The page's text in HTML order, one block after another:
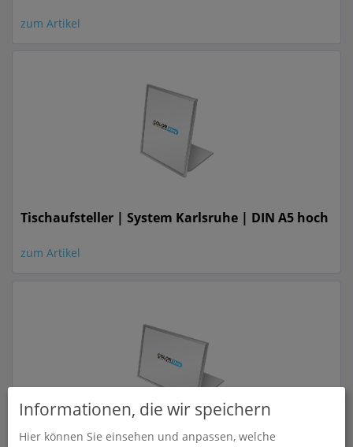
zum Artikel
Tischaufsteller | System Karlsruhe | DIN A5 hoch
zum Artikel
Informationen, die wir speichern
Hier können Sie einsehen und anpassen, welche